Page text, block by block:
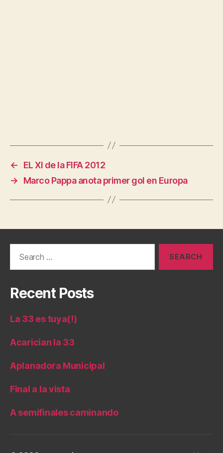
←
EL XI de la FIFA 2012
→
Marco Pappa anota primer gol en Europa
Recent Posts
La 33 es tuya(!)
Acarician la 33
Aplanadora Municipal
Final a la vista
A semifinales caminando